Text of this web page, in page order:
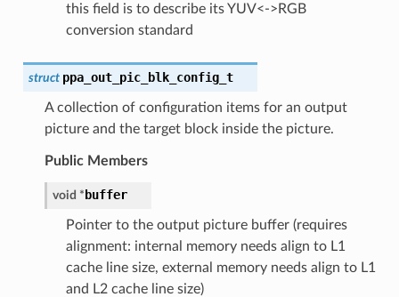
this field is to describe its YUV<->RGB
conversion standard
struct ppa_out_pic_blk_config_t
A collection of configuration items for an output
picture and the target block inside the picture.
Public Members
void * buffer
Pointer to the output picture buffer (requires
alignment: internal memory needs align to L1
cache line size, external memory needs align to L1
and L2 cache line size)